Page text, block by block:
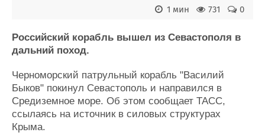
Пульс
Новости
Репутация
Работа
Крюинг
Журнал
Реклама
Доска объявлений
Изделия
Материалы
Услуги
0
731
1 мин
Российский корабль вышел из Севастополя в
дальний поход.
Черноморский патрульный корабль "Василий
Быков" покинул Севастополь и направился в
Средиземное море. Об этом сообщает ТАСС,
ссылаясь на источник в силовых структурах
Крыма.